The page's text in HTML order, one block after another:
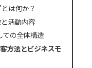
は何か？
活動内容
ての全体構造
方法とビジネスモ